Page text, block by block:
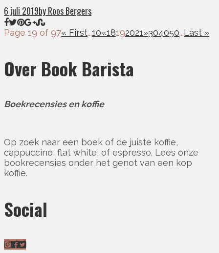
6 juli 2019by Roos Bergers
Page 19 of 97« First...10«18192021»304050...Last »
Over Book Barista
Boekrecensies en koffie
Op zoek naar een boek of de juiste koffie,
cappuccino, flat white, of espresso. Lees onze
bookrecensies onder het genot van een kop
koffie.
Social